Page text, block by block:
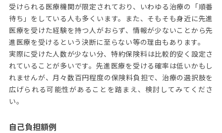
受けられる医療機関が限定されており、いわゆる治療の「順番
待ち」をしている人も多くいます。また、そもそも身近に先進
医療を受けた経験を持つ人がおらず、情報が少ないことから先
進医療を受けるという決断に至らない等の理由もあります。
実際に受けた人数が少ない分、特約保険料は比較的安く設定さ
れていることが多いです。先進医療を受ける確率は低いかもし
れませんが、月々数百円程度の保険料負担で、治療の選択肢を
広げられる可能性があることを踏まえ、検討してみてくださ
い。
自己負担額例